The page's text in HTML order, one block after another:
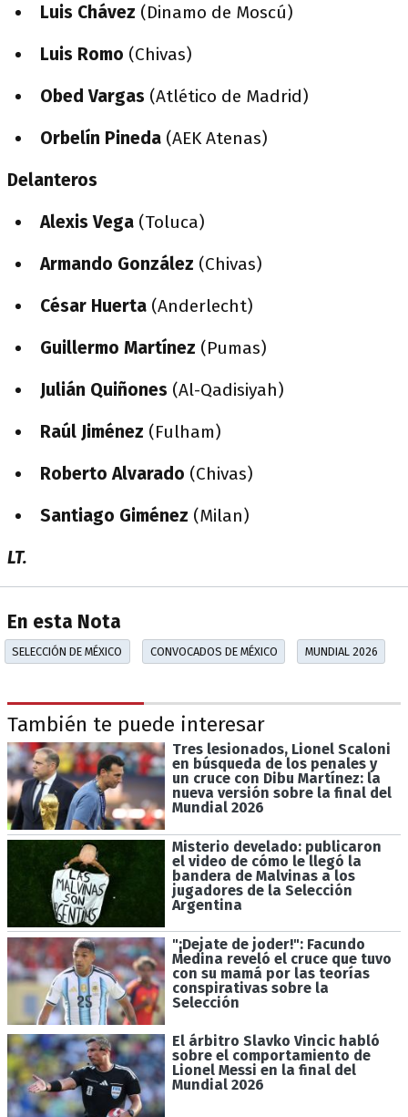
Luis Chávez (Dinamo de Moscú)
Luis Romo (Chivas)
Obed Vargas (Atlético de Madrid)
Orbelín Pineda (AEK Atenas)
Delanteros
Alexis Vega (Toluca)
Armando González (Chivas)
César Huerta (Anderlecht)
Guillermo Martínez (Pumas)
Julián Quiñones (Al-Qadisiyah)
Raúl Jiménez (Fulham)
Roberto Alvarado (Chivas)
Santiago Giménez (Milan)
LT.
En esta Nota
SELECCIÓN DE MÉXICO CONVOCADOS DE MÉXICO MUNDIAL 2026
También te puede interesar
Tres lesionados, Lionel Scaloni
en búsqueda de los penales y
un cruce con Dibu Martínez: la
nueva versión sobre la final del
Mundial 2026
Misterio develado: publicaron
el video de cómo le llegó la
bandera de Malvinas a los
jugadores de la Selección
Argentina
"¡Dejate de joder!": Facundo
Medina reveló el cruce que tuvo
con su mamá por las teorías
conspirativas sobre la
Selección
El árbitro Slavko Vincic habló
sobre el comportamiento de
Lionel Messi en la final del
Mundial 2026